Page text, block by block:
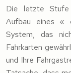
Die letzte Stufe
Aufbau eines «
System, das
Fahrkarten
und Ihre